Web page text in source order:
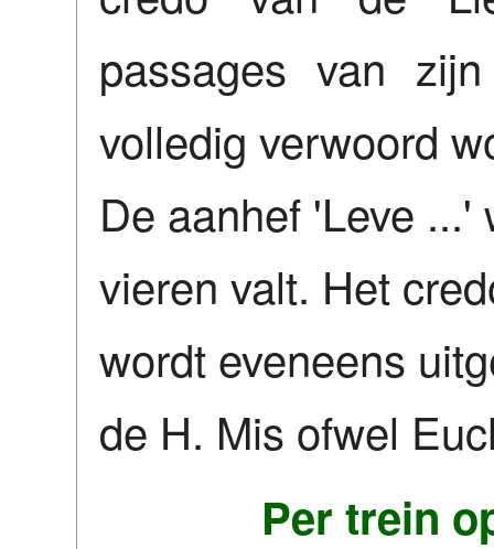
passages van
volledig verwoord
De aanhef 'Leve
vieren valt. Het
wordt eveneens
de H. Mis ofwel
Per trein